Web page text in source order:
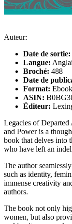
Auteur:
Date de sortie:
Langue:
Broché: 488
Date de
Format:
ASIN:
Éditeur:
Legacies of
and Power is a
book that delves into
who have left an
The author
such as identity,
immense creativity
authors.
The book not only
women, but also